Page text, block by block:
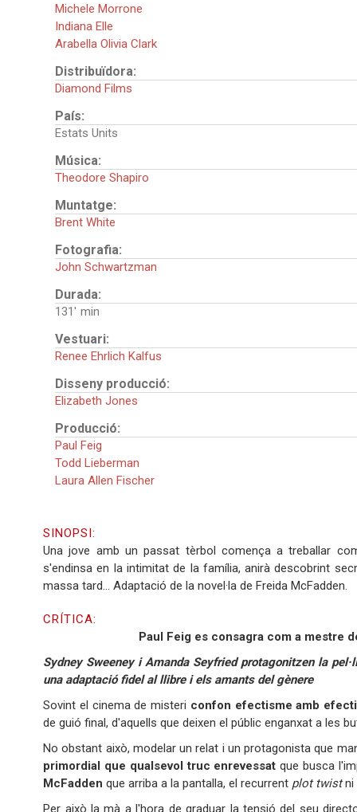
Michele Morrone
Indiana Elle
Arabella Olivia Clark
Distribuïdora:
Diamond Films
País:
Estats Units
Música:
Theodore Shapiro
Muntatge:
Brent White
Fotografia:
John Schwartzman
Durada:
131'
Vestuari:
Renee Ehrlich Kalfus
Disseny producció:
Elizabeth Jones
Producció:
Paul Feig
Todd Lieberman
Laura Allen Fischer
SINOPSI:
Una jove amb un passat tèrbol comença a treballar
s'endinsa en la intimitat de la família, anirà descobrint
massa tard... Adaptació de la novel·la de Freida McFadden.
CRÍTICA:
Paul Feig es consagra com a mestre
Sydney Sweeney i Amanda Seyfried protagonitzen la
una adaptació fidel al llibre i els amants del gènere
Sovint el cinema de misteri confon efectisme amb
de guió final, d'aquells que deixen el públic enganxat a les
No obstant això, modelar un relat i un protagonista que
primordial que qualsevol truc enrevessat que busca
McFadden que arriba a la pantalla, el recurrent plot twistni
Per això la mà a l'hora de graduar la tensió del seu